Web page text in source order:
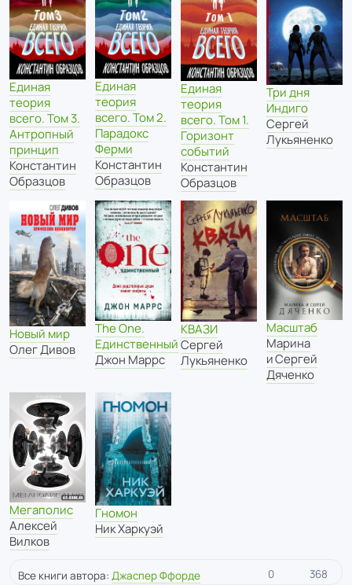
Единая
теория
всего. Том 3.
Антропный
принцип
Константин
Образцов
Единая
теория
всего. Том 2.
Парадокс
Ферми
Константин
Образцов
Единая
теория
всего. Том 1.
Горизонт
событий
Константин
Образцов
Три дня
Индиго
Сергей
Лукьяненко
Новый мир
Олег Дивов
The One.
Единственный
Джон Маррс
КВАЗИ
Сергей
Лукьяненко
Масштаб
Марина
и Сергей
Дяченко
Мегаполис
Алексей
Вилков
Гномон
Ник Харкуэй
Все книги автора: Джаспер Ффорде 0 368